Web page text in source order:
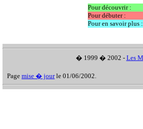
Pour découvrir :
Pour débuter :
Pour en savoir plus :
� 1999 � 2002 - Les
Page mise � jourle 01/06/2002.